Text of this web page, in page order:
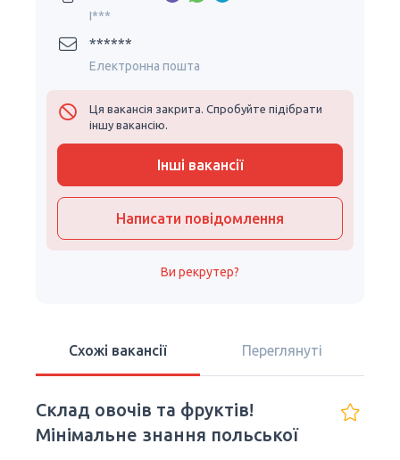
I***
******
Електронна пошта
Ця вакансія закрита. Спробуйте підібрати
іншу вакансію.
Інші вакансії
Написати повідомлення
Ви рекрутер?
Схожі вакансії Переглянуті
Склад овочів та фруктів!
Мінімальне знання польської